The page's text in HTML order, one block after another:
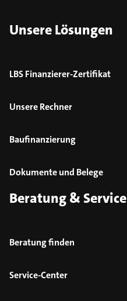
Unsere Lösungen
LBS Finanzierer-Zertifikat
Unsere Rechner
Baufinanzierung
Dokumente und Belege
Beratung & Service
Beratung finden
Service-Center